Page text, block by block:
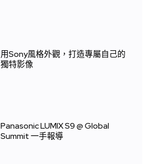
用Sony風格外觀，打造專屬自己的
獨特影像
Panasonic LUMIX S9 @ Global
Summit 一手報導